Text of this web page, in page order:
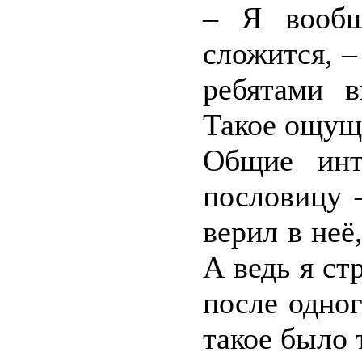
– Я
сложится,
ребятами
Такое
Общие
пословицу
верил в
А ведь я
после
такое было